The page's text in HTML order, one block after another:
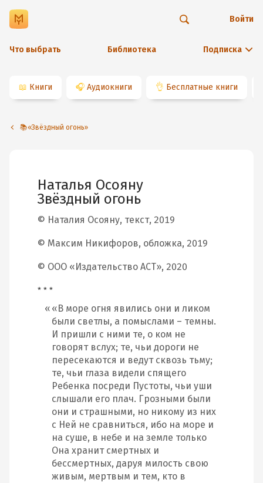
Что выбрать Библиотека Подписка
Войти
📖 Книги 🎧 Аудиокниги 👌 Бесплатные книги
📚«Звёздный огонь»
Наталья Осояну
Звёздный огонь
© Наталия Осояну, текст, 2019
© Максим Никифоров, обложка, 2019
© ООО «Издательство АСТ», 2020
* * *
«В море огня явились они и ликом
были светлы, а помыслами – темны.
И пришли с ними те, о ком не
говорят вслух; те, чьи дороги не
пересекаются и ведут сквозь тьму;
те, чьи глаза видели спящего
Ребенка посреди Пустоты, чьи уши
слышали его плач. Грозными были
они и страшными, но никому из них
с Ней не сравниться, ибо на море и
на суше, в небе и на земле только
Она хранит смертных и
бессмертных, даруя милость свою
живым, мертвым и тем, кто в